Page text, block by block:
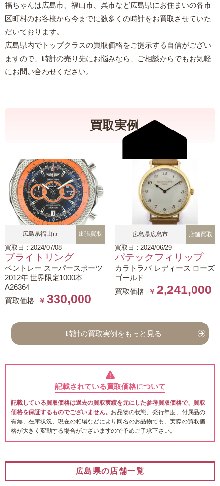
福ちゃんは広島市、福山市、呉市など広島県にお住まいの各市
区町村のお客様から今までに数多くの時計をお買取させていた
だいております。
広島県内でトップクラスの買取価格をご提示する自信がござい
ますので、時計の売り先にお悩みなら、ご相談からでもお気軽
にお問い合わせください。
買取実例
広島県福山市 出張買取
買取日：2024/07/08
ブライトリング
ベントレー スーパースポーツ
2012年 世界限定1000本
A26364
買取価格
￥ 330,000
広島県広島市 店舗買取
買取日：2024/06/29
パテックフィリップ
カラトラバ レディース ローズ
ゴールド
買取価格
￥ 2,241,000
時計の買取実例をもっと見る
記載されている買取価格について
記載している買取価格は過去の買取実績を元にした参考買取価格で、買取
価格を保証するものでございません。 お品物の状態、発行年度、付属品の
有無、在庫状況、現在の相場などにより同名のお品物でも、実際の買取価
格が大きく変動する場合がございますので予めご了承下さい。
広島県の店舗一覧